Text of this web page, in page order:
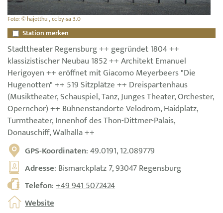
Foto: © hajotthu , cc by-sa 3.0
Station merken
Stadttheater Regensburg ++ gegründet 1804 ++
klassizistischer Neubau 1852 ++ Architekt Emanuel
Herigoyen ++ eröffnet mit Giacomo Meyerbeers "Die
Hugenotten" ++ 519 Sitzplätze ++ Dreispartenhaus
(Musiktheater, Schauspiel, Tanz, Junges Theater, Orchester,
Opernchor) ++ Bühnenstandorte Velodrom, Haidplatz,
Turmtheater, Innenhof des Thon-Dittmer-Palais,
Donauschiff, Walhalla ++
GPS-Koordinaten: 49.0191, 12.089779
Adresse: Bismarckplatz 7, 93047 Regensburg
Telefon:+49 941 5072424
Website